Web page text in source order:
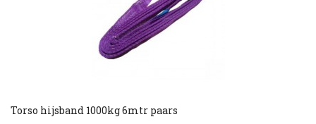
Torso hijsband 1000kg 6mtr paars